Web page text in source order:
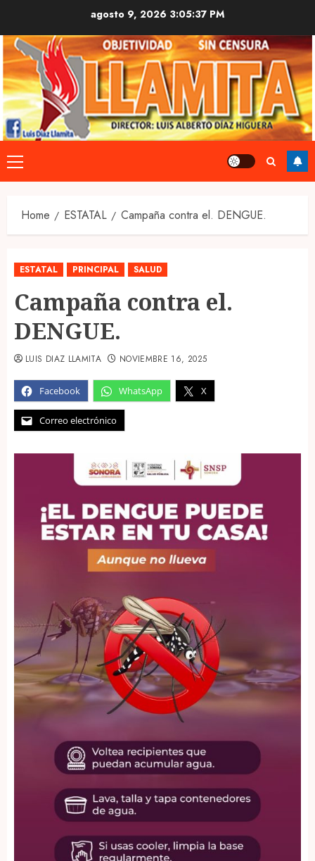
content
agosto 9, 2026 3:05:38 PM
Primary
Menu
Home ESTATAL Campaña contra el. DENGUE.
ESTATAL PRINCIPAL SALUD
Campaña contra el.
DENGUE.
Facebook WhatsApp X
Correo electrónico
LUIS DIAZ LLAMITA NOVIEMBRE 16, 2025